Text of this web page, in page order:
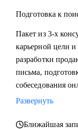
Подготовка к
Пакет из 3-х
карьерной цели и
разработки
письма,
собеседования
Развернуть
Ближайшая